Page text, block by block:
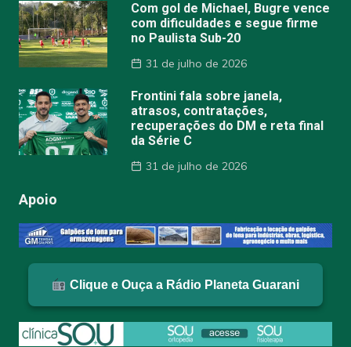
Com gol de Michael, Bugre vence
com dificuldades e segue firme
no Paulista Sub-20
31 de julho de 2026
Frontini fala sobre janela,
atrasos, contratações,
recuperações do DM e reta final
da Série C
31 de julho de 2026
Apoio
Clique e Ouça a Rádio Planeta Guarani